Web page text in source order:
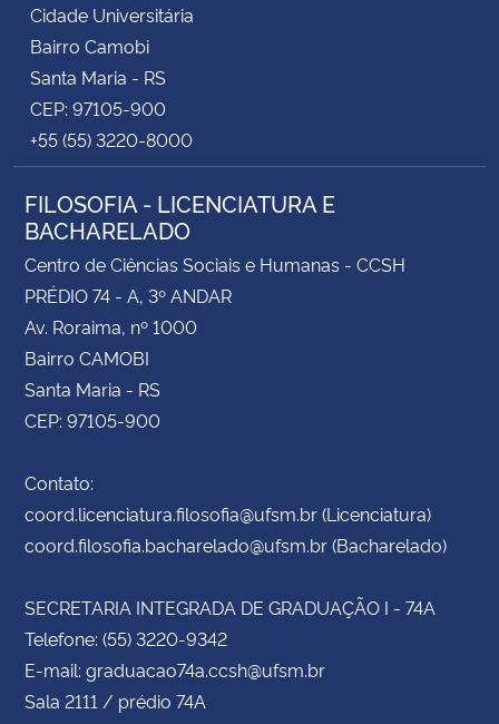
Cidade Universitária
Bairro Camobi
Santa Maria - RS
CEP: 97105-900
+55 (55) 3220-8000
FILOSOFIA - LICENCIATURA E
BACHARELADO
Centro de Ciências Sociais e Humanas - CCSH
PRÉDIO 74 - A, 3º ANDAR
Av. Roraima, nº 1000
Bairro CAMOBI
Santa Maria - RS
CEP: 97105-900
Contato:
coord.licenciatura.filosofia@ufsm.br (Licenciatura)
coord.filosofia.bacharelado@ufsm.br (Bacharelado)
SECRETARIA INTEGRADA DE GRADUAÇÃO I - 74A
Telefone: (55) 3220-9342
E-mail: graduacao74a.ccsh@ufsm.br
Sala 2111 / prédio 74A